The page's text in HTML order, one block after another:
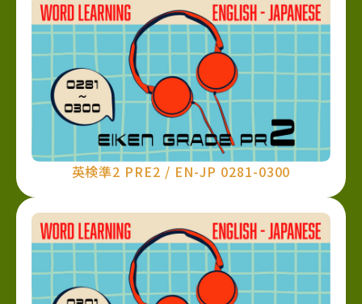
英検準2 PRE2 / EN-JP 0281-0300